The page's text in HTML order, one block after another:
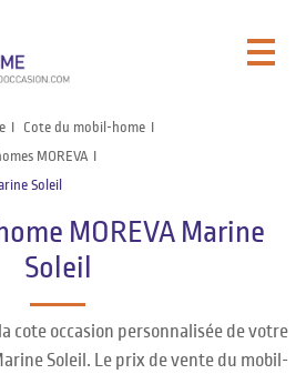
Cote du mobil-home
MOREVA
Soleil
MOREVA Marine
Soleil
cote occasion personnalisée de votre
Soleil. Le prix de vente du mobil-